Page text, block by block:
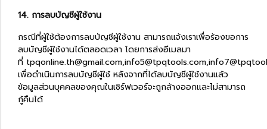
14. การลบบัญชีผู้ใช้งาน
กรณีที่ผู้ใช้ต้องการลบบัญชีผู้ใช้งาน สามารถแจ้งเราเพื่อร้องขอการ
ลบบัญชีผู้ใช้งานได้ตลอดเวลา โดยการส่งอีเมลมา
ที่
เพื่อดำเนินการลบบัญชีผู้ใช้ หลังจากที่ได้ลบบัญชีผู้ใช้งานแล้ว
ข้อมูลส่วนบุคคลของคุณในเซิร์ฟเวอร์จะถูกล้างออกและไม่สามารถ
กู้คืนได้